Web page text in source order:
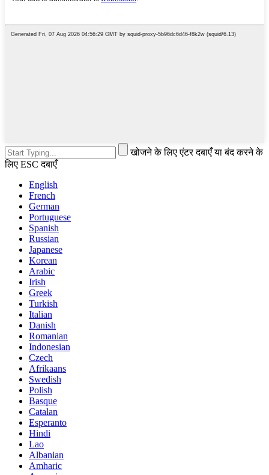
खोजने के लिए एंटर दबाएँ या बंद करने के
लिए ESC दबाएँ
English
French
German
Portuguese
Spanish
Russian
Japanese
Korean
Arabic
Irish
Greek
Turkish
Italian
Danish
Romanian
Indonesian
Czech
Afrikaans
Swedish
Polish
Basque
Catalan
Esperanto
Hindi
Lao
Albanian
Amharic